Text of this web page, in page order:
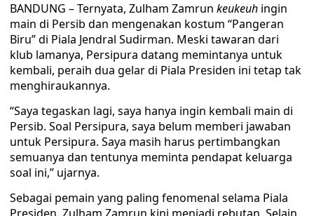
BANDUNG – Ternyata, Zulham Zamrun keukeuh ingin
main di Persib dan mengenakan kostum “Pangeran
Biru” di Piala Jendral Sudirman. Meski tawaran dari
klub lamanya, Persipura datang memintanya untuk
kembali, peraih dua gelar di Piala Presiden ini tetap tak
menghiraukannya.
“Saya tegaskan lagi, saya hanya ingin kembali main di
Persib. Soal Persipura, saya belum memberi jawaban
untuk Persipura. Saya masih harus pertimbangkan
semuanya dan tentunya meminta pendapat keluarga
soal ini,” ujarnya.
Sebagai pemain yang paling fenomenal selama Piala